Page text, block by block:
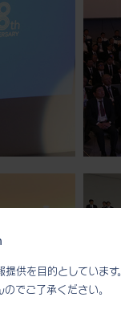
供を目的としています
でご了承ください。